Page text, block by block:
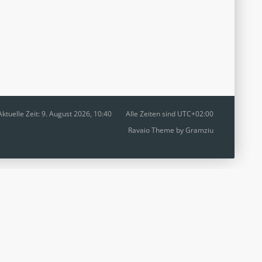
Alle Zeiten sind UTC+02:00
Zeit: 9. August 2026, 10:40
Ravaio Theme byGramziu